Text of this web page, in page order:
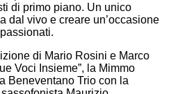
di primo piano. Un unico
dal vivo e creare un’occasione
di Mario Rosini e Marco
Voci Insieme”, la Mimmo
Beneventano Trio con la